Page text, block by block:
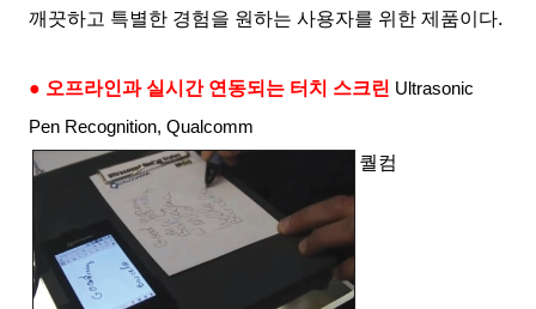
깨끗하고 특별한 경험을 원하는 사용자를 위한 제품이다.
● 오프라인과 실시간 연동되는 터치 스크린 Ultrasonic
Pen Recognition, Qualcomm
퀄컴